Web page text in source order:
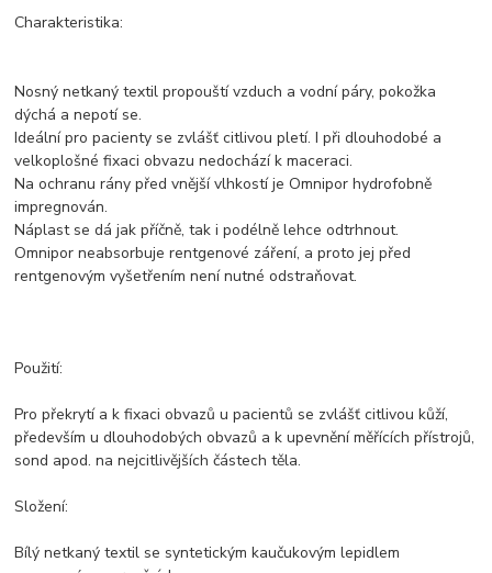
Charakteristika:
Nosný netkaný textil propouští vzduch a vodní páry, pokožka
dýchá a nepotí se.
Ideální pro pacienty se zvlášť citlivou pletí. I při dlouhodobé a
velkoplošné fixaci obvazu nedochází k maceraci.
Na ochranu rány před vnější vlhkostí je Omnipor hydrofobně
impregnován.
Náplast se dá jak příčně, tak i podélně lehce odtrhnout.
Omnipor neabsorbuje rentgenové záření, a proto jej před
rentgenovým vyšetřením není nutné odstraňovat.
Použití:
Pro překrytí a k fixaci obvazů u pacientů se zvlášť citlivou kůží,
především u dlouhodobých obvazů a k upevnění měřících přístrojů,
sond apod. na nejcitlivějších částech těla.
Složení:
Bílý netkaný textil se syntetickým kaučukovým lepidlem